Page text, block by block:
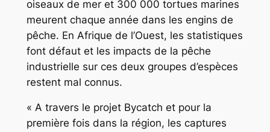
oiseaux de mer et 300 000 tortues marines
meurent chaque année dans les engins de
pêche. En Afrique de l’Ouest, les statistiques
font défaut et les impacts de la pêche
industrielle sur ces deux groupes d’espèces
restent mal connus.
« A travers le projet Bycatch et pour la
première fois dans la région, les captures